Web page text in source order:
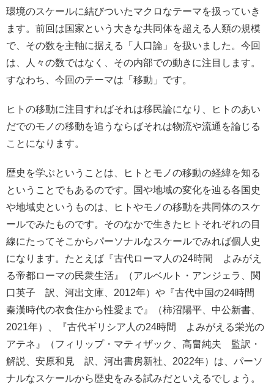
環境のスケールに結びついたマクロなテーマを扱っていき
ます。前回は国家という大きな共同体を超える人類の規模
で、その数を主軸に据える「人口論」を扱いました。今回
は、人々の数ではなく、その内部での動きに注目します。
すなわち、今回のテーマは「移動」です。
ヒトの移動に注目すればそれは移民論になり、ヒトのあい
だでのモノの移動を追うならばそれは物流や流通を論じる
ことになります。
歴史を学ぶということは、ヒトとモノの移動の経緯を知る
ということでもあるのです。国や地域の変化を辿る各国史
や地域史というものは、ヒトやモノの移動を共同体のスケ
ールでみたものです。そのなかで生きたヒトそれぞれの目
線にたってそこからパーソナルなスケールでみれば個人史
になります。たとえば『古代ローマ人の24時間 よみがえ
る帝都ローマの民衆生活』（アルベルト・アンジェラ、関
口英子 訳、河出文庫、2012年）や『古代中国の24時間
秦漢時代の衣食住から性愛まで』（柿沼陽平、中公新書、
2021年）、『古代ギリシア人の24時間 よみがえる栄光の
アテネ』（フィリップ・マティザック、高畠純夫 監訳・
解説、安原和見 訳、河出書房新社、2022年）は、パーソ
ナルなスケールから歴史をみる試みだといえるでしょう。